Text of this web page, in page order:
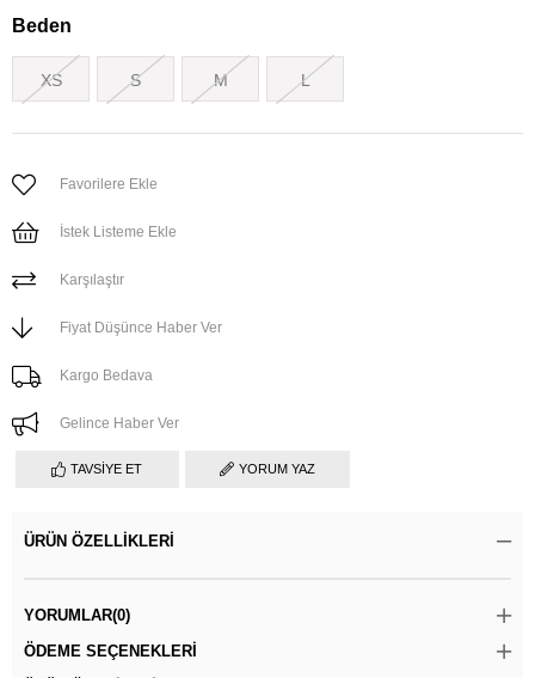
Beden
XS S M L
Favorilere Ekle
İstek Listeme Ekle
Karşılaştır
Fiyat Düşünce Haber Ver
Kargo Bedava
Gelince Haber Ver
TAVSIYE ET YORUM YAZ
ÜRÜN ÖZELLIKLERI
YORUMLAR(0)
ÖDEME SEÇENEKLERI